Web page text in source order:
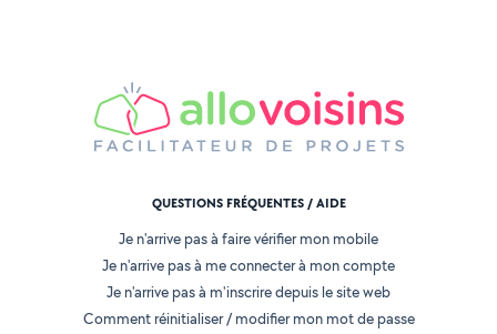
QUESTIONS FRÉQUENTES / AIDE
Je n'arrive pas à faire vérifier mon mobile
Je n'arrive pas à me connecter à mon compte
Je n'arrive pas à m'inscrire depuis le site web
Comment réinitialiser / modifier mon mot de passe